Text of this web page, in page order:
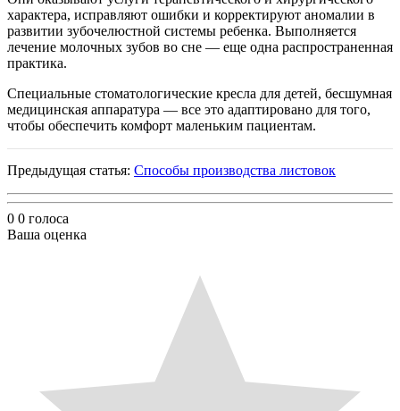
характера, исправляют ошибки и корректируют аномалии в
развитии зубочелюстной системы ребенка. Выполняется
лечение молочных зубов во сне — еще одна распространенная
практика.
Специальные стоматологические кресла для детей, бесшумная
медицинская аппаратура — все это адаптировано для того,
чтобы обеспечить комфорт маленьким пациентам.
Предыдущая статья: Способы производства листовок
0 0 голоса
Ваша оценка